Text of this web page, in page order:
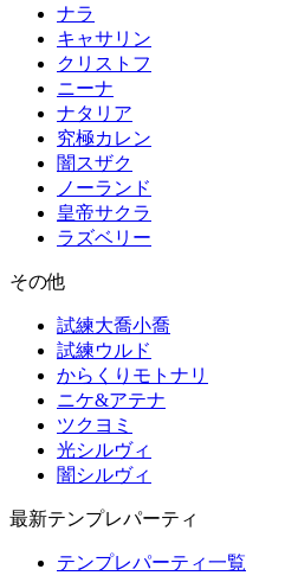
ナラ
キャサリン
クリストフ
ニーナ
ナタリア
究極カレン
闇スザク
ノーランド
皇帝サクラ
ラズベリー
その他
試練大喬小喬
試練ウルド
からくりモトナリ
ニケ&アテナ
ツクヨミ
光シルヴィ
闇シルヴィ
最新テンプレパーティ
テンプレパーティ一覧